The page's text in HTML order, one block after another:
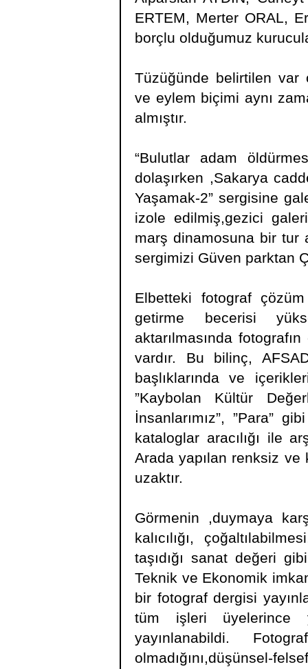
ERTEM, Merter ORAL,
borçlu olduğumuz
Tüzüğünde belirtilen var
ve eylem biçimi aynı
almıştır.
“Bulutlar adam
dolaşırken ,Sakarya
Yaşamak-2” sergisine
izole edilmiş,gezici
marş dinamosuna bir tur
sergimizi Güven parktan
Elbetteki fotograf
getirme becerisi
aktarılmasında
vardır. Bu bilinç,
başlıklarında ve
”Kaybolan Kültür
İnsanlarımız”, ”Para”
kataloglar aracılığı ile
Arada yapılan renksiz ve
uzaktır.
Görmenin ,duymaya
kalıcılığı,
taşıdığı sanat değeri
Teknik ve Ekonomik
bir fotograf dergisi
tüm işleri üyelerince
yayınlanabildi.
olmadığını,düşünsel-